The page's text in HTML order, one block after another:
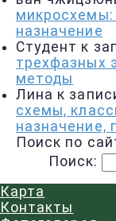
микросхемы:
назначение
Студент к
трехфазных
методы
Лина к
схемы,
назначение,
Поиск по
Поиск:
Карта
Контакты